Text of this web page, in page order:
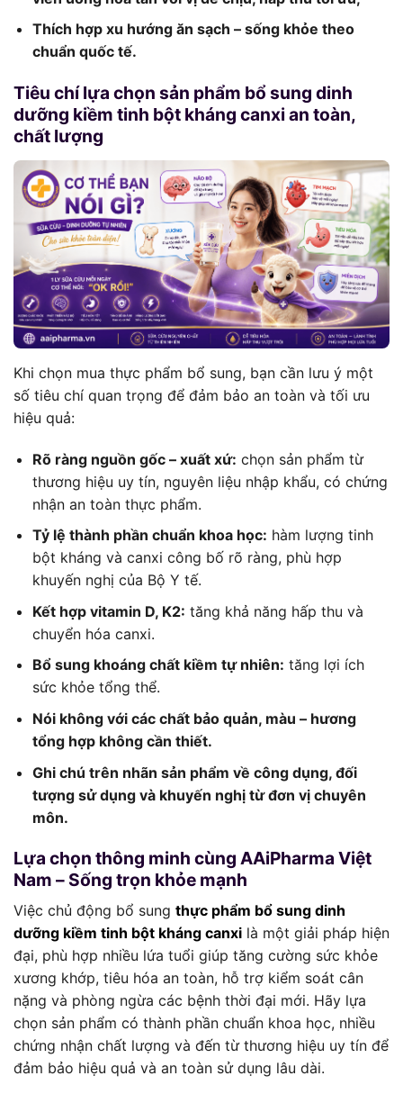
Thích hợp xu hướng ăn sạch – sống khỏe theo
chuẩn quốc tế.
Tiêu chí lựa chọn sản phẩm bổ sung dinh
dưỡng kiềm tinh bột kháng canxi an toàn,
chất lượng
Khi chọn mua thực phẩm bổ sung, bạn cần lưu ý một
số tiêu chí quan trọng để đảm bảo an toàn và tối ưu
hiệu quả:
Rõ ràng nguồn gốc – xuất xứ: chọn sản phẩm từ
thương hiệu uy tín, nguyên liệu nhập khẩu, có chứng
nhận an toàn thực phẩm.
Tỷ lệ thành phần chuẩn khoa học: hàm lượng tinh
bột kháng và canxi công bố rõ ràng, phù hợp
khuyến nghị của Bộ Y tế.
Kết hợp vitamin D, K2: tăng khả năng hấp thu và
chuyển hóa canxi.
Bổ sung khoáng chất kiềm tự nhiên: tăng lợi ích
sức khỏe tổng thể.
Nói không với các chất bảo quản, màu – hương
tổng hợp không cần thiết.
Ghi chú trên nhãn sản phẩm về công dụng, đối
tượng sử dụng và khuyến nghị từ đơn vị chuyên
môn.
Lựa chọn thông minh cùng AAiPharma Việt
Nam – Sống trọn khỏe mạnh
Việc chủ động bổ sung thực phẩm bổ sung dinh
dưỡng kiềm tinh bột kháng canxi là một giải pháp hiện
đại, phù hợp nhiều lứa tuổi giúp tăng cường sức khỏe
xương khớp, tiêu hóa an toàn, hỗ trợ kiểm soát cân
nặng và phòng ngừa các bệnh thời đại mới. Hãy lựa
chọn sản phẩm có thành phần chuẩn khoa học, nhiều
chứng nhận chất lượng và đến từ thương hiệu uy tín để
đảm bảo hiệu quả và an toàn sử dụng lâu dài.